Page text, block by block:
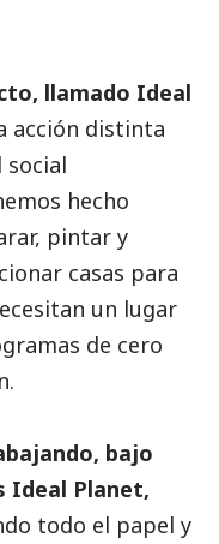
llamado Ideal
acción distinta
social
hecho
pintar y
casas para
un lugar
de cero
bajo
Ideal Planet,
todo el papel y